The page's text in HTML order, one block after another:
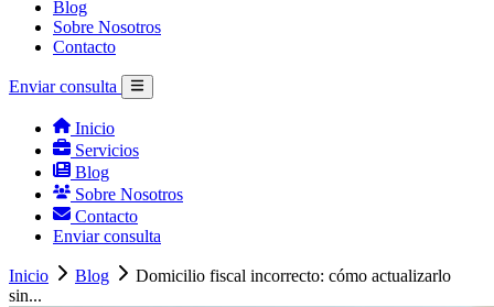
Blog
Sobre Nosotros
Contacto
Enviar consulta
Inicio
Servicios
Blog
Sobre Nosotros
Contacto
Enviar consulta
Inicio Blog
Domicilio fiscal incorrecto: cómo actualizarlo
sin...